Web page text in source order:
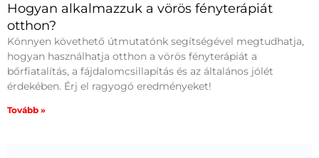
Hogyan alkalmazzuk a vörös fényterápiát
otthon?
Könnyen követhető útmutatónk segítségével megtudhatja,
hogyan használhatja otthon a vörös fényterápiát a
bőrfiatalítás, a fájdalomcsillapítás és az általános jólét
érdekében. Érj el ragyogó eredményeket!
Tovább »